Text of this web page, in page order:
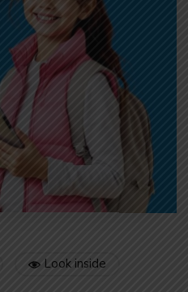
Look inside